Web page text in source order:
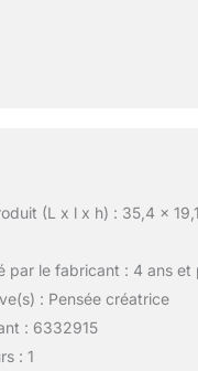
(L x l x h) : 35,4 x
par le fabricant : 4 ans et
: Pensée créatrice
: 6332915
: 1